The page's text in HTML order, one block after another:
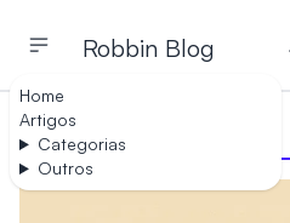
Home
Artigos
Categorias
Outros
Robbin Blog
Business